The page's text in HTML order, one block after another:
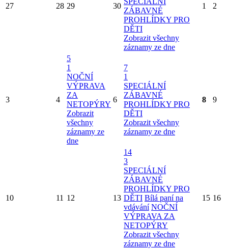
27 28 29 30
ZÁBAVNÉ
PROHLÍDKY PRO
DĚTI
Zobrazit všechny
záznamy ze dne
1 2
3 4
5
1
NOČNÍ
VÝPRAVA
ZA
NETOPÝRY
Zobrazit
všechny
záznamy ze
dne
6
7
1
SPECIÁLNÍ
ZÁBAVNÉ
PROHLÍDKY PRO
DĚTI
Zobrazit všechny
záznamy ze dne
8 9
10 11 12 13
14
3
SPECIÁLNÍ
ZÁBAVNÉ
PROHLÍDKY PRO
DĚTI Bílá paní na
vdávání NOČNÍ
VÝPRAVA ZA
NETOPÝRY
Zobrazit všechny
záznamy ze dne
15 16